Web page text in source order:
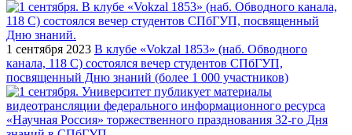
1 сентября 2023 В клубе «Vokzal 1853» (наб. Обводного
канала, 118 С) состоялся вечер студентов СПбГУП,
посвященный Дню знаний (более 1 000 участников)